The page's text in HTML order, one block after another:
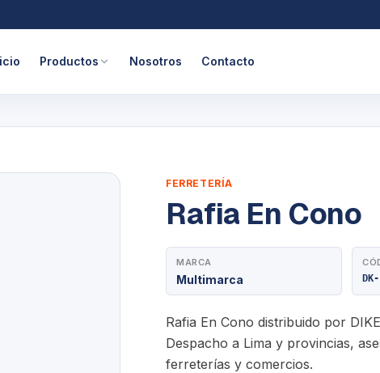
Productos Nosotros Contacto
FERRETERÍA
Rafia En Cono
MARCA
Multimarca
Rafia En Cono distribuido por
Despacho a Lima y provincias,
ferreterías y comercios.